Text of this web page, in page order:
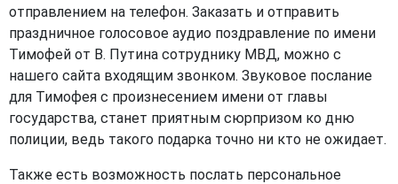
отправлением на телефон. Заказать и отправить
праздничное голосовое аудио поздравление по имени
Тимофей от В. Путина сотруднику МВД, можно с
нашего сайта входящим звонком. Звуковое послание
для Тимофея с произнесением имени от главы
государства, станет приятным сюрпризом ко дню
полиции, ведь такого подарка точно ни кто не ожидает.
Также есть возможность послать персональное